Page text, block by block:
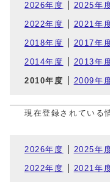
2026年度 2025年
2022年度 2021年
2018年度 2017年
2014年度 2013年
2010年度 2009年
現在登録されている
2026年度 2025年
2022年度 2021年